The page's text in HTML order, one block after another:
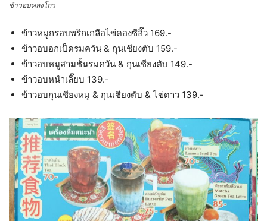
ข้าวอบหลงโถว
ข้าวหมูกรอบพริกเกลือไข่ดองซีอิ๊ว 169.-
ข้าวอบอกเป็ดรมควัน & กุนเชียงตับ 159.-
ข้าวอบหมูสามชั้นรมควัน & กุนเชียงตับ 149.-
ข้าวอบหนำเลี๊ยบ 139.-
ข้าวอบกุนเชียงหมู & กุนเชียงตับ & ไข่ดาว 139.-